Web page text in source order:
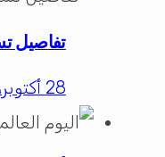
تفاصيل
28 أكتوبر، 2025